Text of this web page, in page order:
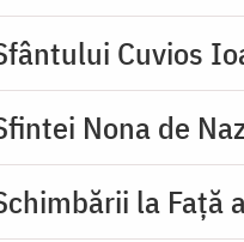
Cuvios
Nona de
la Faţă